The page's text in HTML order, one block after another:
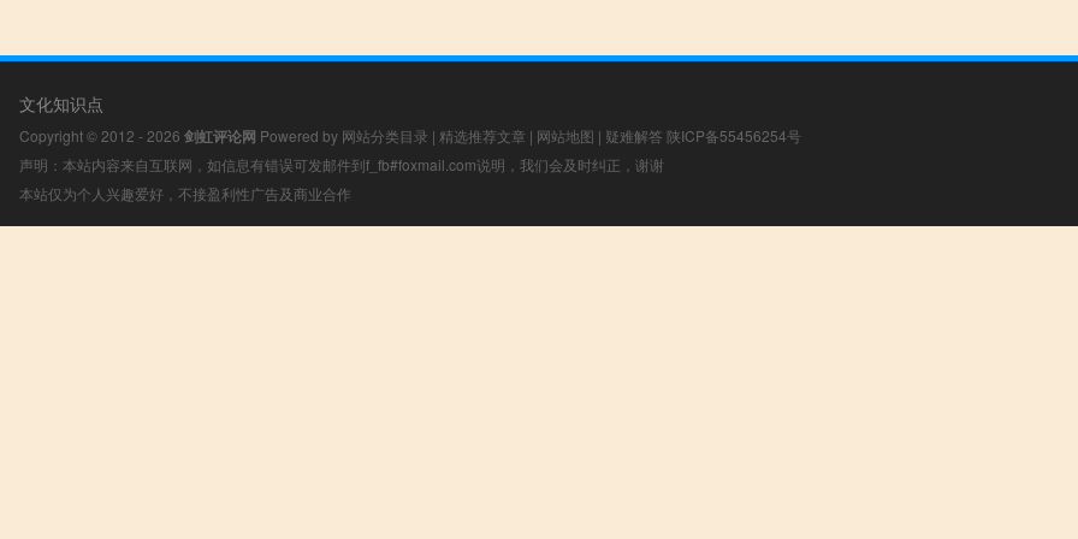
文化知识点
Copyright © 2012 - 2026 剑虹评论网 Powered by 网站分类目录 | 精选推荐文章 | 网站地图 | 疑难解答 陕ICP备55456254号
声明：本站内容来自互联网，如信息有错误可发邮件到f_fb#foxmail.com说明，我们会及时纠正，谢谢
本站仅为个人兴趣爱好，不接盈利性广告及商业合作